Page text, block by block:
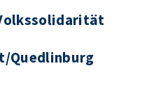
Quedlinburg